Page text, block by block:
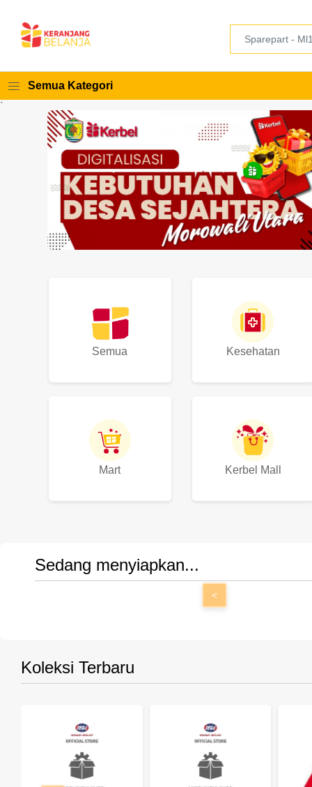
Semua Kategori
`
Semua Kesehatan
Mart Kerbel Mall
Sedang menyiapkan...
<
Koleksi Terbaru